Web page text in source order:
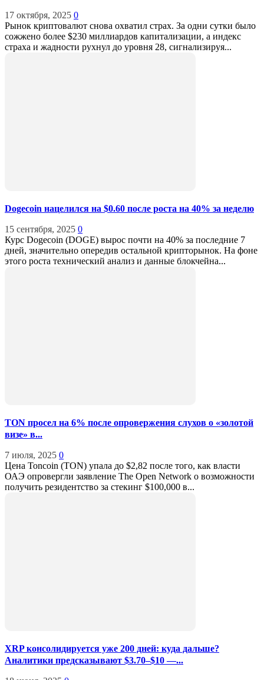
17 октября, 2025 0
Рынок криптовалют снова охватил страх. За одни сутки было
сожжено более $230 миллиардов капитализации, а индекс
страха и жадности рухнул до уровня 28, сигнализируя...
Dogecoin нацелился на $0.60 после роста на 40% за неделю
15 сентября, 2025 0
Курс Dogecoin (DOGE) вырос почти на 40% за последние 7
дней, значительно опередив остальной крипторынок. На фоне
этого роста технический анализ и данные блокчейна...
TON просел на 6% после опровержения слухов о «золотой
визе» в...
7 июля, 2025 0
Цена Toncoin (TON) упала до $2,82 после того, как власти
ОАЭ опровергли заявление The Open Network о возможности
получить резидентство за стекинг $100,000 в...
XRP консолидируется уже 200 дней: куда дальше?
Аналитики предсказывают $3.70–$10 —...